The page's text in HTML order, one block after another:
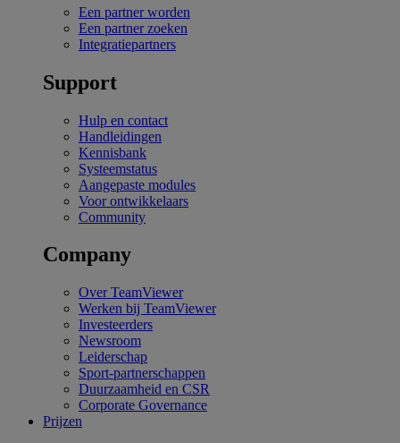
Een partner worden
Een partner zoeken
Integratiepartners
Support
Hulp en contact
Handleidingen
Kennisbank
Systeemstatus
Aangepaste modules
Voor ontwikkelaars
Community
Company
Over TeamViewer
Werken bij TeamViewer
Investeerders
Newsroom
Leiderschap
Sport-partnerschappen
Duurzaamheid en CSR
Corporate Governance
Prijzen